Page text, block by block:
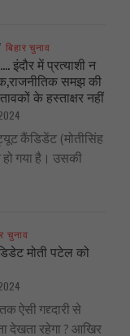
बिहार चुनाव
इंदौर में प्रत्याशी न
समझ की
के हस्ताक्षर नहीं
कैंडिडेंट (मोतीसिंह
गया है। उसकी
चुनाव
मोती पटेल को
ऐसी गद्द्दारी से
देखता रहेगा ? आखिर